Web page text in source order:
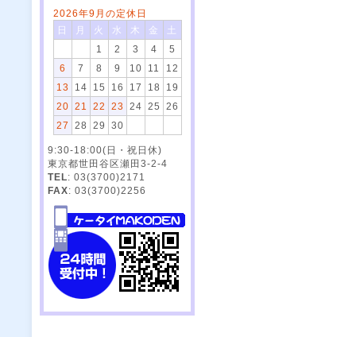
2026年9月の定休日
日
月 火 水 木 金
土
1
2 3 4
5
6
7 8 9 10 11
12
13
14 15 16 17 18
19
20
21 22 23 24 25
26
27
28 29 30
9:30-18:00(日・祝日休)
東京都世田谷区瀬田3-2-4
TEL: 03(3700)2171
FAX: 03(3700)2256